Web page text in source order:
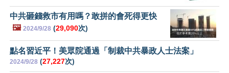
中共砸錢救市有用嗎？敢拼的會死得更快
🖼️ 2024/9/28 (29,090次)
點名習近平！美眾院通過「制裁中共暴政人士法案」
2024/9/28 (27,227次)